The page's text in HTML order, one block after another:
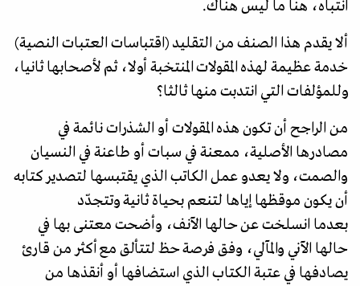
انتباه، هنا ما ليس هناك.
ألا يقدم هذا الصنف من التقليد (اقتباسات العتبات النصية)
خدمة عظيمة لهذه المقولات المنتخبة أولا، ثم لأصحابها ثانيا،
وللمؤلفات التي انتدبت منها ثالثا؟
من الراجح أن تكون هذه المقولات أو الشذرات نائمة في
مصادرها الأصلية، ممعنة في سبات أو طاعنة في النسيان
والصمت، ولا يعدو عمل الكاتب الذي يقتبسها لتصدير كتابه
أن يكون موقظها إياها لتنعم بحياة ثانية وتتجدّد
بعدما انسلخت عن حالها الآنف، وأضحت معتنى بها في
حالها الآني والمآلي، وفق فرصة حظ لتتألق مع أكثر من قارئ
يصادفها في عتبة الكتاب الذي استضافها أو أنقذها من